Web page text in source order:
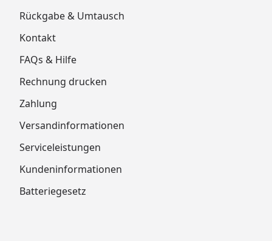
Rückgabe & Umtausch
Kontakt
FAQs & Hilfe
Rechnung drucken
Zahlung
Versandinformationen
Serviceleistungen
Kundeninformationen
Batteriegesetz